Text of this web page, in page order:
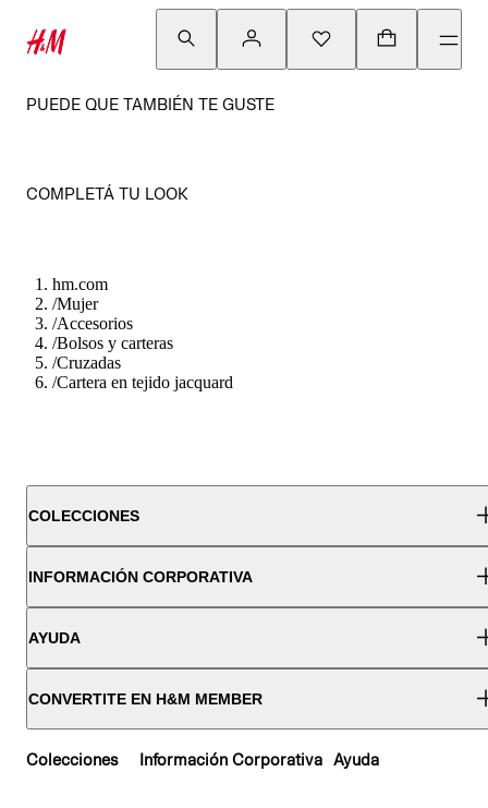
PUEDE QUE TAMBIÉN TE GUSTE
COMPLETÁ TU LOOK
hm.com
/Mujer
/Accesorios
/Bolsos y carteras
/Cruzadas
/Cartera en tejido jacquard
COLECCIONES
INFORMACIÓN CORPORATIVA
AYUDA
CONVERTITE EN H&M MEMBER
Colecciones Información Corporativa Ayuda